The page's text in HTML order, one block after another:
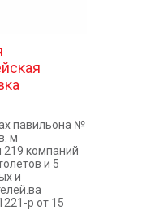
павильона №
м
219 компаний
и 5
и
р от 15